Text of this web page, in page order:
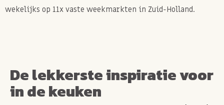
wekelijks op 11x vaste weekmarkten in Zuid-Holland.
De lekkerste inspiratie voor
in de keuken